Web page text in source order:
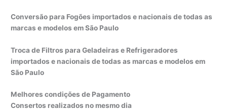
Conversão para Fogões importados e nacionais de todas as
marcas e modelos em São Paulo
Troca de Filtros para Geladeiras e Refrigeradores
importados e nacionais de todas as marcas e modelos em
São Paulo
Melhores condições de Pagamento
Consertos realizados no mesmo dia